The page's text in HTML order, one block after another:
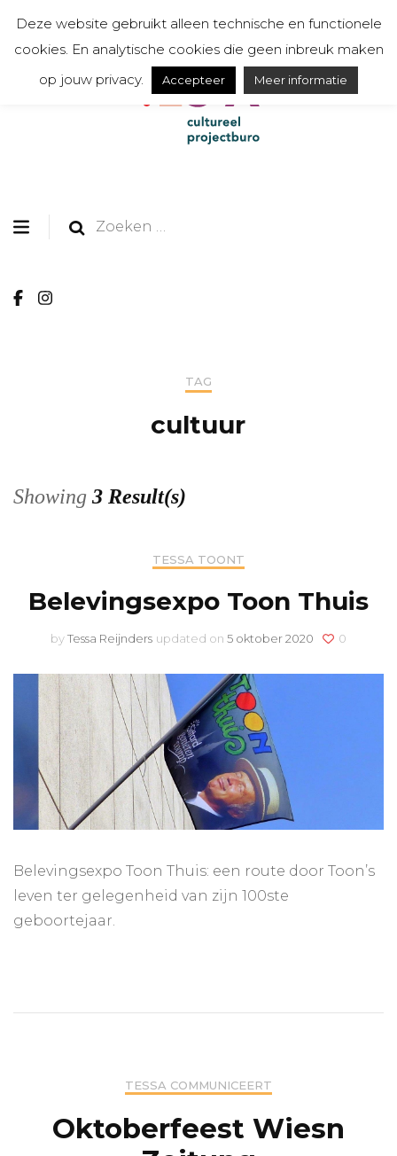
Zoeken
projectburo
TAG
cultuur
Showing 3 Result(s)
TESSA TOONT
Belevingsexpo Toon Thuis
byTessa Reijnders updated on 5 oktober 2020 0
Belevingsexpo Toon Thuis: een route door Toon’s
leven ter gelegenheid van zijn 100ste
geboortejaar.
TESSA COMMUNICEERT
Oktoberfeest Wiesn
Deze website gebruikt alleen technische en functionele
cookies. En analytische cookies die geen inbreuk maken
op jouw privacy.
Accepteer Meer informatie